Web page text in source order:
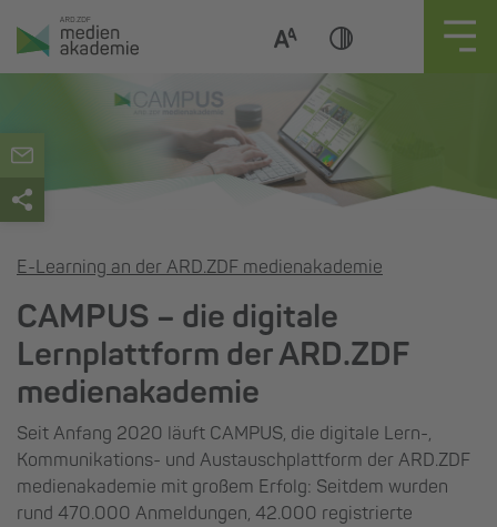
Zum
Inhalt
springen
E-Learning an der ARD.ZDF medienakademie
CAMPUS – die digitale
Lernplattform der ARD.ZDF
medienakademie
Seit Anfang 2020 läuft CAMPUS, die digitale Lern-,
Kommunikations- und Austauschplattform der ARD.ZDF
medienakademie mit großem Erfolg: Seitdem wurden
rund 470.000 Anmeldungen, 42.000 registrierte